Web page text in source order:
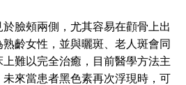
臉頰兩側，尤其容易在顴骨上出
齡女性，並與曬斑、老人斑會同
難以完全治癒，目前醫學方法主
來當患者黑色素再次浮現時，可